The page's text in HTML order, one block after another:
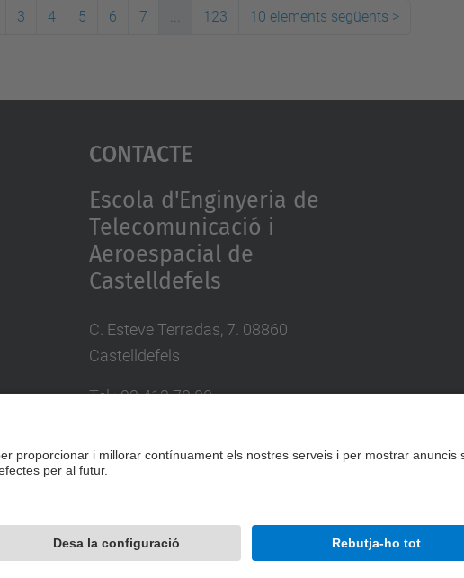
3 4 5 6 7 ... 123 10 elements següents >
Contacte
Escola d'Enginyeria de
Telecomunicació i
Aeroespacial de
Castelldefels
C. Esteve Terradas, 7. 08860
Castelldefels
Tel.: 93 413 70 00